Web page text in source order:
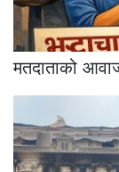
मतदाताको